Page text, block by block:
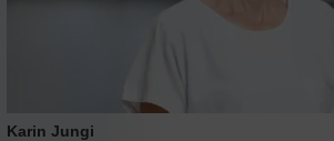
Karin Jungi